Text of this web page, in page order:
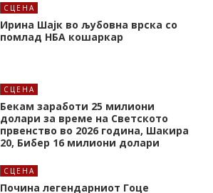
СЦЕНА
Ирина Шајк во љубовна врска со
помлад НБА кошаркар
СЦЕНА
Бекам заработи 25 милиони
долари за време на Светското
првенство во 2026 година, Шакира
20, Бибер 16 милиони долари
СЦЕНА
Почина легендарниот Гоце